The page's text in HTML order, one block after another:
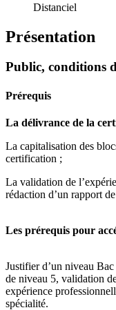
Distanciel
Présentation
Public, conditions
Prérequis
La délivrance de la
La capitalisation des
certification ;
La validation de
rédaction d’un rapport
Les prérequis pour
Justifier d’un niveau
de niveau 5, validation
expérience
spécialité.